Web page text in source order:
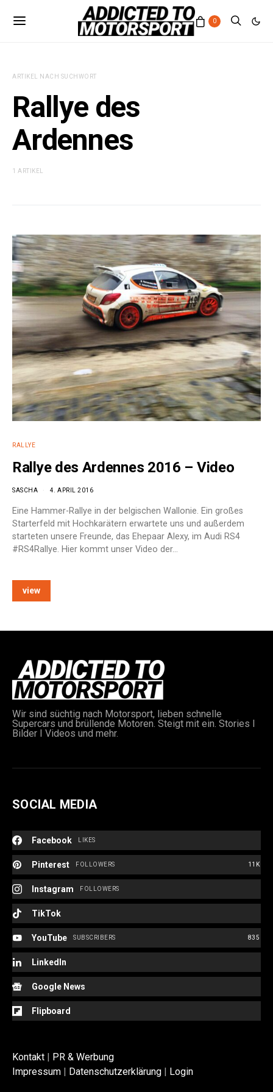
0
ARTIKEL NACH SUCHWORT
Rallye des
Ardennes
1 ARTIKEL
RALLYE
Rallye des Ardennes 2016 – Video
SASCHA 4. APRIL 2016
Eine Hammer-Rallye in der belgischen Wallonie. Ein großes
Starterfeld mit Hochkarätern erwartete uns und außerdem
starteten unsere Freunde, das Ehepaar Alexy, im Audi RS4
#RS4Rallye. Hier kommt unser Video der…
view
Wir sind süchtig nach Motorsport, lieben schnelle
Supercars und brüllende Motoren. Steigt mit ein. Stories I
Bilder I Videos und mehr.
SOCIAL MEDIA
Facebook LIKES
Pinterest 11K
FOLLOWERS
Instagram FOLLOWERS
TikTok
YouTube 835
SUBSCRIBERS
LinkedIn
Google News
Flipboard
Kontakt | PR & Werbung
Impressum | Datenschutzerklärung | Login